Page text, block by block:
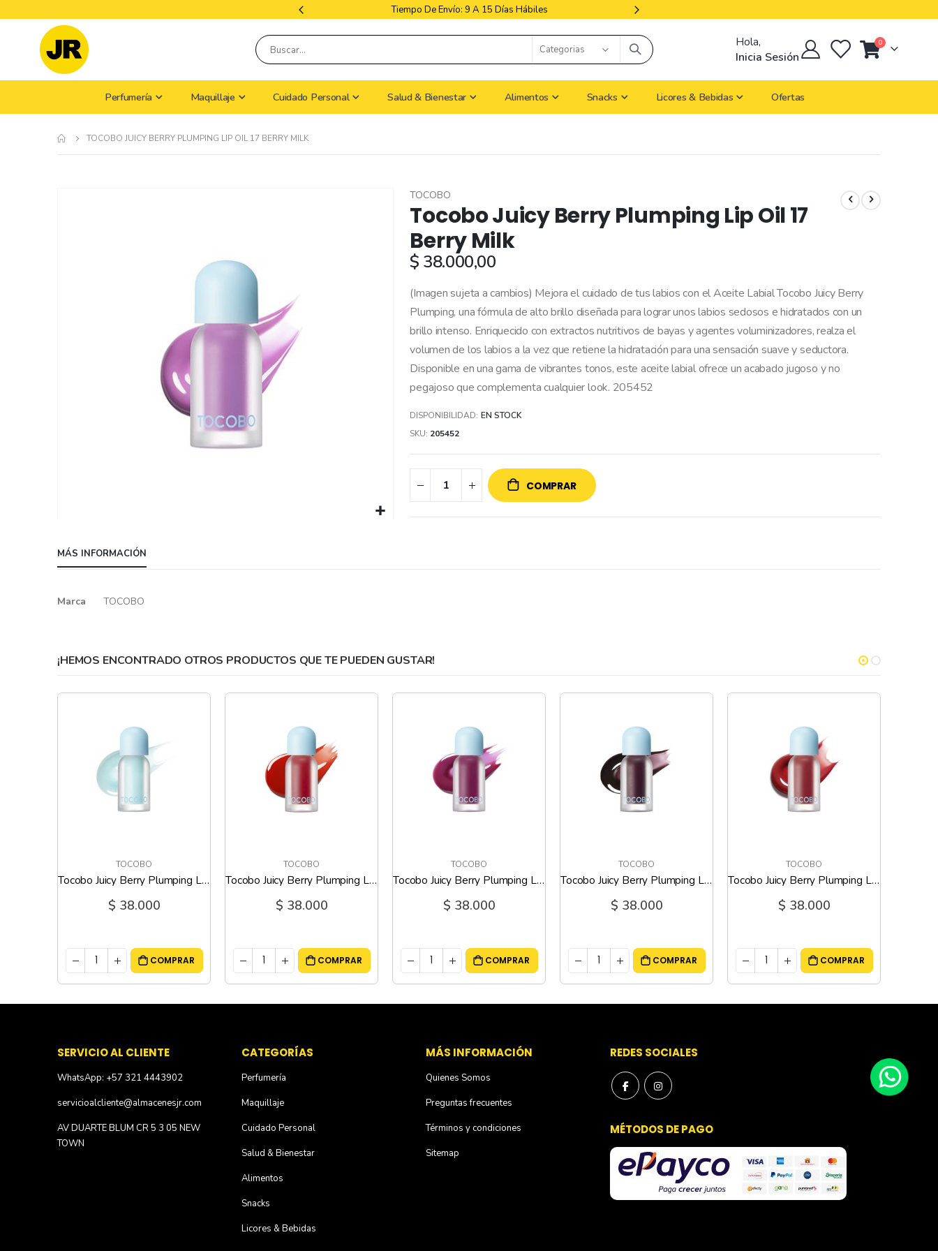
Tiempo De Envío: 9 A 15 Días Hábiles Libres De Iva
Hola,
Inicia Sesión
Cart
0artículos
Perfumería Maquillaje Cuidado Personal Salud & Bienestar Alimentos Snacks Licores & Bebidas Ofertas
TOCOBO JUICY BERRY PLUMPING LIP OIL 17 BERRY MILK
the
beginning
the
Tocobo Juicy Berry Plumping Lip Oil 17
Berry Milk
TOCOBO
$ 38.000,00
(Imagen sujeta a cambios) Mejora el cuidado de tus labios con el Aceite Labial Tocobo Juicy Berry
Plumping, una fórmula de alto brillo diseñada para lograr unos labios sedosos e hidratados con un
brillo intenso. Enriquecido con extractos nutritivos de bayas y agentes voluminizadores, realza el
volumen de los labios a la vez que retiene la hidratación para una sensación suave y seductora.
Disponible en una gama de vibrantes tonos, este aceite labial ofrece un acabado jugoso y no
pegajoso que complementa cualquier look. 205452
DISPONIBILIDAD: EN STOCK
SKU 205452
COMPRAR
MÁS INFORMACIÓN
Más
Marca TOCOBO
¡HEMOS ENCONTRADO OTROS PRODUCTOS QUE TE PUEDEN GUSTAR!
TOCOBO
Tocobo Juicy Berry Plumping Lip Oil 00 Frozen Berry
$ 38.000
COMPRAR
TOCOBO
Tocobo Juicy Berry Plumping Lip Oil 01 Chill Red
$ 38.000
COMPRAR
TOCOBO
Tocobo Juicy Berry Plumping Lip Oil 02 Berry Brandy
$ 38.000
COMPRAR
TOCOBO
Tocobo Juicy Berry Plumping Lip Oil 03 Black Cherry
$ 38.000
COMPRAR
TOCOBO
Tocobo Juicy Berry Plumping Lip Oil 05 Rosy Girl
$ 38.000
COMPRAR
SERVICIO AL CLIENTE
WhatsApp: +57 321 4443902
servicioalcliente@almacenesjr.com
AV DUARTE BLUM CR 5 3 05 NEW
TOWN
CATEGORÍAS
Perfumería
Maquillaje
Cuidado Personal
Salud & Bienestar
Alimentos
Snacks
Licores & Bebidas
MÁS INFORMACIÓN
Quienes Somos
Preguntas frecuentes
Términos y condiciones
Sitemap
REDES SOCIALES
MÉTODOS DE PAGO